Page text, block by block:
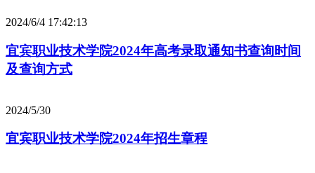
2024/6/4 17:42:13
宜宾职业技术学院2024年高考录取通知书查询时间
及查询方式
2024/5/30
宜宾职业技术学院2024年招生章程